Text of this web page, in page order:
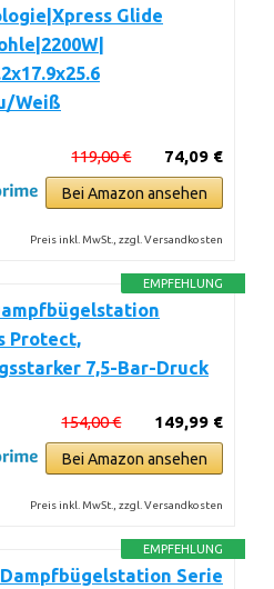
Glide
Weiß
74,09 €
119,00 €
Bei Amazon ansehen
Preis inkl. MwSt., zzgl. Versandkosten
EMPFEHLUNG
Protect,
7,5-Bar-Druck
149,99 €
154,00 €
Bei Amazon ansehen
Preis inkl. MwSt., zzgl. Versandkosten
EMPFEHLUNG
Serie